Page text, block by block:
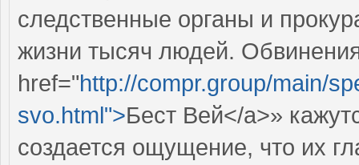
следственные органы и
жизни тысяч людей.
href="http://compr.group/main/
svo.html">Бест Вей</a>»
создается ощущение, что их